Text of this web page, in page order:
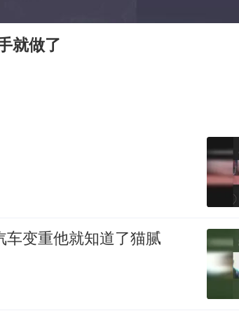
集团被悬赏通缉
柞水县杏坪镇
”店
就做了
变重他就知道了猫腻